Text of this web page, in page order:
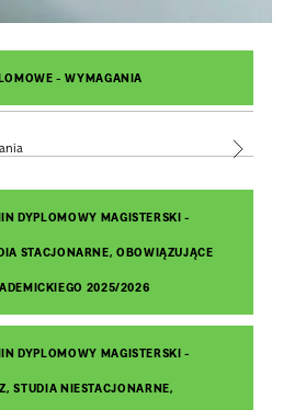
- WYMAGANIA
DYPLOMOWY MAGISTERSKI -
STACJONARNE, OBOWIĄZUJĄCE
2025/2026
DYPLOMOWY MAGISTERSKI -
STUDIA NIESTACJONARNE,